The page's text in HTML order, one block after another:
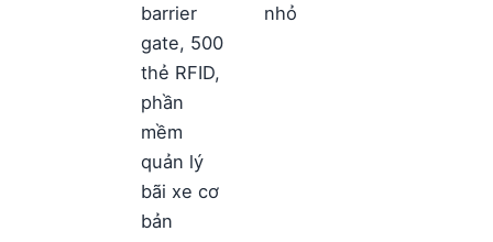
barrier
gate, 500
thẻ RFID,
phần
mềm
quản lý
bãi xe cơ
bản
nhỏ